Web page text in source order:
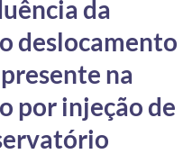
da
deslocamento
na
por injeção de